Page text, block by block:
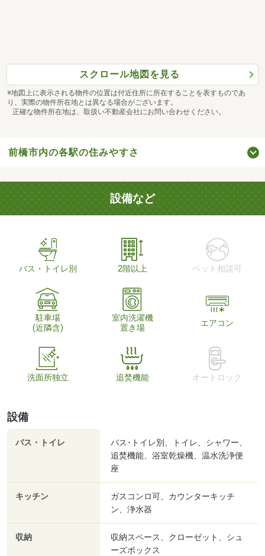
スクロール地図を見る
※地図上に表示される物件の位置は付近住所に所在することを表すものであ
り、実際の物件所在地とは異なる場合がございます。
正確な物件所在地は、取扱い不動産会社にお問い合わせください。
前橋市内の各駅の住みやすさ
設備など
バス・トイレ別 2階以上 ペット相談可
駐車場
(近隣含)
室内洗濯機
置き場
エアコン
洗面所独立 追焚機能 オートロック
設備
バス・トイレ
バス･トイレ別、トイレ、シャワー、
追焚機能、浴室乾燥機、温水洗浄便
座
キッチン
ガスコンロ可、カウンターキッチ
ン、浄水器
収納
収納スペース、クローゼット、シュ
ーズボックス